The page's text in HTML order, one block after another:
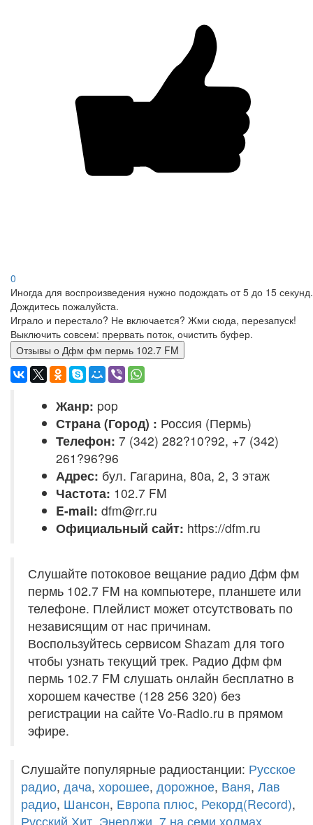
0
Иногда для воспроизведения нужно подождать от 5 до 15 секунд.
Дождитесь пожалуйста.
Играло и перестало? Не включается? Жми сюда, перезапуск!
Выключить совсем: прервать поток, очистить буфер.
Отзывы о Дфм фм пермь 102.7 FM
Жанр: pop
Страна (Город) : Россия (Пермь)
Телефон: 7 (342) 282?10?92, +7 (342)
261?96?96
Адрес: бул. Гагарина, 80а, 2, 3 этаж
Частота: 102.7 FM
E-mail: dfm@rr.ru
Официальный сайт: https://dfm.ru
Слушайте потоковое вещание радио Дфм фм
пермь 102.7 FM на компьютере, планшете или
телефоне. Плейлист может отсутствовать по
независящим от нас причинам.
Воспользуйтесь сервисом Shazam для того
чтобы узнать текущий трек. Радио Дфм фм
пермь 102.7 FM слушать онлайн бесплатно в
хорошем качестве (128 256 320) без
регистрации на сайте Vo-Radio.ru в прямом
эфире.
Слушайте популярные радиостанции: Русское
радио, дача, хорошее, дорожное, Ваня, Лав
радио, Шансон, Европа плюс, Рекорд(Record),
Русский Хит Энерджи 7 на семи холмах